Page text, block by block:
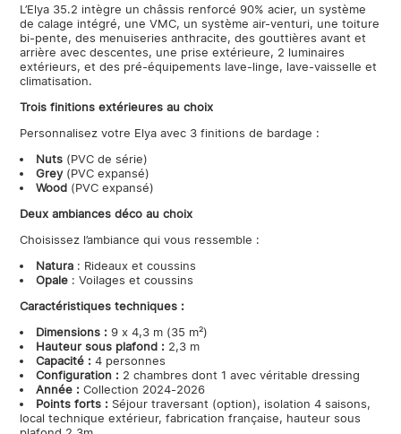
L’Elya 35.2 intègre un châssis renforcé 90% acier, un système
de calage intégré, une VMC, un système air-venturi, une toiture
bi-pente, des menuiseries anthracite, des gouttières avant et
arrière avec descentes, une prise extérieure, 2 luminaires
extérieurs, et des pré-équipements lave-linge, lave-vaisselle et
climatisation.
Trois finitions extérieures au choix
Personnalisez votre Elya avec 3 finitions de bardage :
Nuts (PVC de série)
Grey(PVC expansé)
Wood (PVC expansé)
Deux ambiances déco au choix
Choisissez l’ambiance qui vous ressemble :
Natura : Rideaux et coussins
Opale : Voilages et coussins
Caractéristiques techniques :
Dimensions : 9 x 4,3 m (35 m²)
Hauteur sous plafond : 2,3 m
Capacité : 4 personnes
Configuration : 2 chambres dont 1 avec véritable dressing
Année : Collection 2024-2026
Points forts : Séjour traversant (option), isolation 4 saisons,
local technique extérieur, fabrication française, hauteur sous